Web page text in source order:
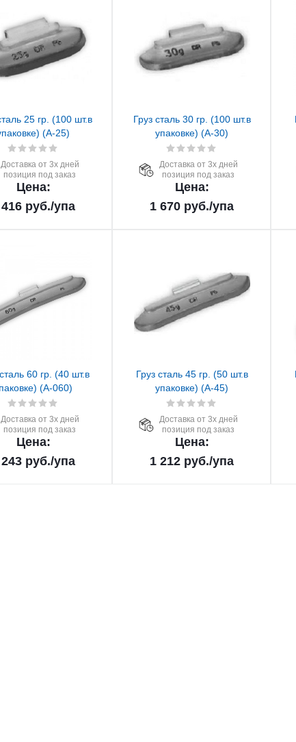
25 гр. (100 шт.в
(А-25)
Доставка от 3х дней
позиция под заказ
Цена:
руб./упа
Груз сталь 30 гр. (100 шт.в
упаковке) (А-30)
Доставка от 3х дней
позиция под заказ
Цена:
1 670 руб./упа
60 гр. (40 шт.в
(А-060)
Доставка от 3х дней
позиция под заказ
Цена:
руб./упа
Груз сталь 45 гр. (50 шт.в
упаковке) (А-45)
Доставка от 3х дней
позиция под заказ
Цена:
1 212 руб./упа